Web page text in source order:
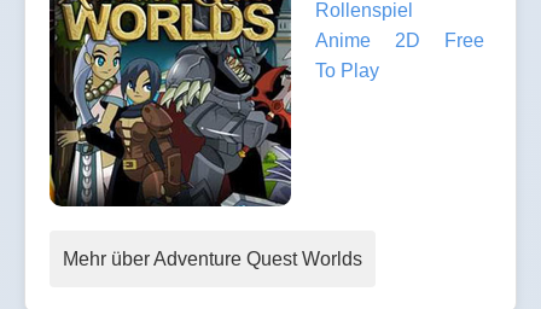
Rollenspiel
Anime
2D
Free
To Play
Mehr über Adventure Quest Worlds